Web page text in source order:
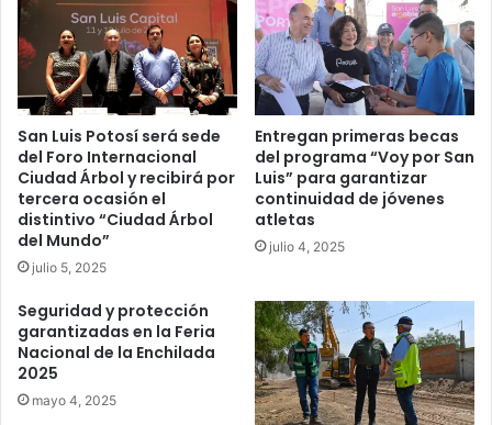
San Luis Potosí será sede
del Foro Internacional
Ciudad Árbol y recibirá por
tercera ocasión el
distintivo “Ciudad Árbol
del Mundo”
julio 5, 2025
Entregan primeras becas
del programa “Voy por San
Luis” para garantizar
continuidad de jóvenes
atletas
julio 4, 2025
Seguridad y protección
garantizadas en la Feria
Nacional de la Enchilada
2025
mayo 4, 2025